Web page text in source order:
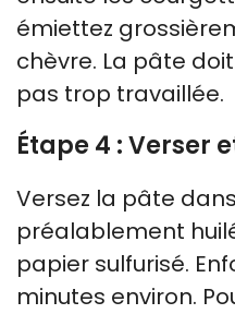
émiettez
chèvre. La pâte
pas trop travaillée.
Étape 4 : Verser
Versez la pâte
préalablement
papier sulfurisé.
minutes environ.